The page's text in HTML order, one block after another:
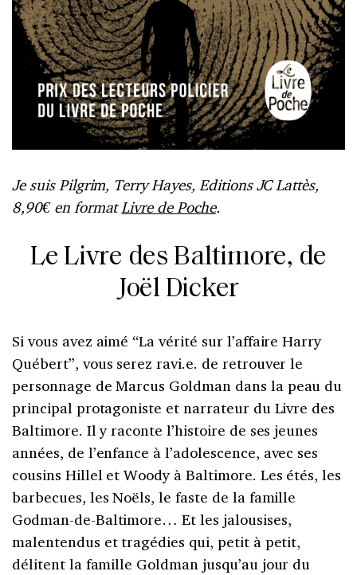
Je suis Pilgrim, Terry Hayes, Editions JC Lattès,
8,90€ en formatLivre de Poche.
Le Livre des Baltimore, de
Joël Dicker
Si vous avez aimé “La vérité sur l’affaire Harry
Québert”, vous serez ravi.e. de retrouver le
personnage de Marcus Goldman dans la peau du
principal protagoniste et narrateur du Livre des
Baltimore. Il y raconte l’histoire de ses jeunes
années, de l’enfance à l’adolescence, avec ses
cousins ​​Hillel et Woody à Baltimore. Les étés, les
barbecues, les Noëls, le faste de la famille
Godman-de-Baltimore… Et les jalousises,
malentendus et tragédies qui, petit à petit,
délitent la famille Goldman jusqu’au jour du